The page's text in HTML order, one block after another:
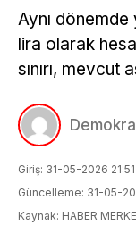
Aynı dönemde
lira olarak
sınırı,
Giriş: 31-05-2026 21:51
Güncelleme: 31-05-
Kaynak: HABER